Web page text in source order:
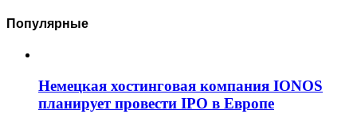
Популярные
Немецкая хостинговая компания IONOS
планирует провести IPO в Европе